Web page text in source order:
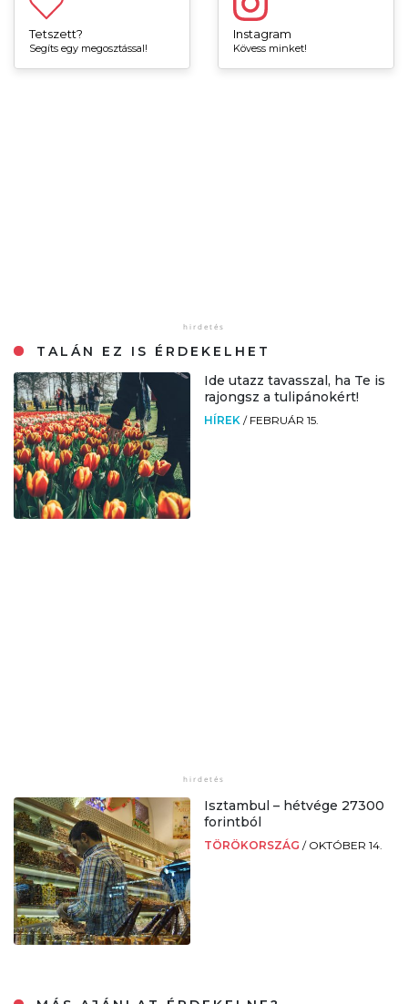
Tetszett?
Segíts egy megosztással!
Instagram
Kövess minket!
TALÁN EZ IS ÉRDEKELHET
Ide utazz tavasszal, ha Te is
rajongsz a tulipánokért!
HÍREK / FEBRUÁR 15.
Isztambul – hétvége 27300
forintból
TÖRÖKORSZÁG / OKTÓBER 14.